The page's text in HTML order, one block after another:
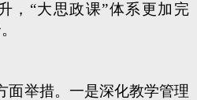
，“大思政课”体系更加完
面举措。一是深化教学管理